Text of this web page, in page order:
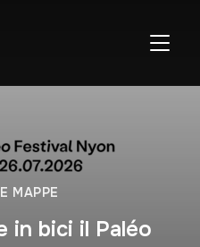
APRI/
MAPPE
in bici il Paléo